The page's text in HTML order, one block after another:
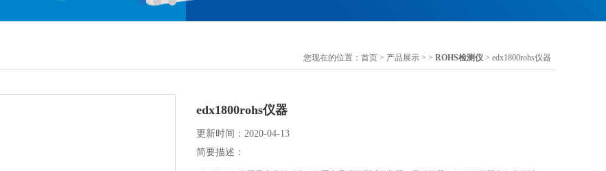
您现在的位置： 首页 > 产品展示 > > ROHS检测仪 > edx1800rohs仪器
edx1800rohs仪器
更新时间：2020-04-13
简要描述：